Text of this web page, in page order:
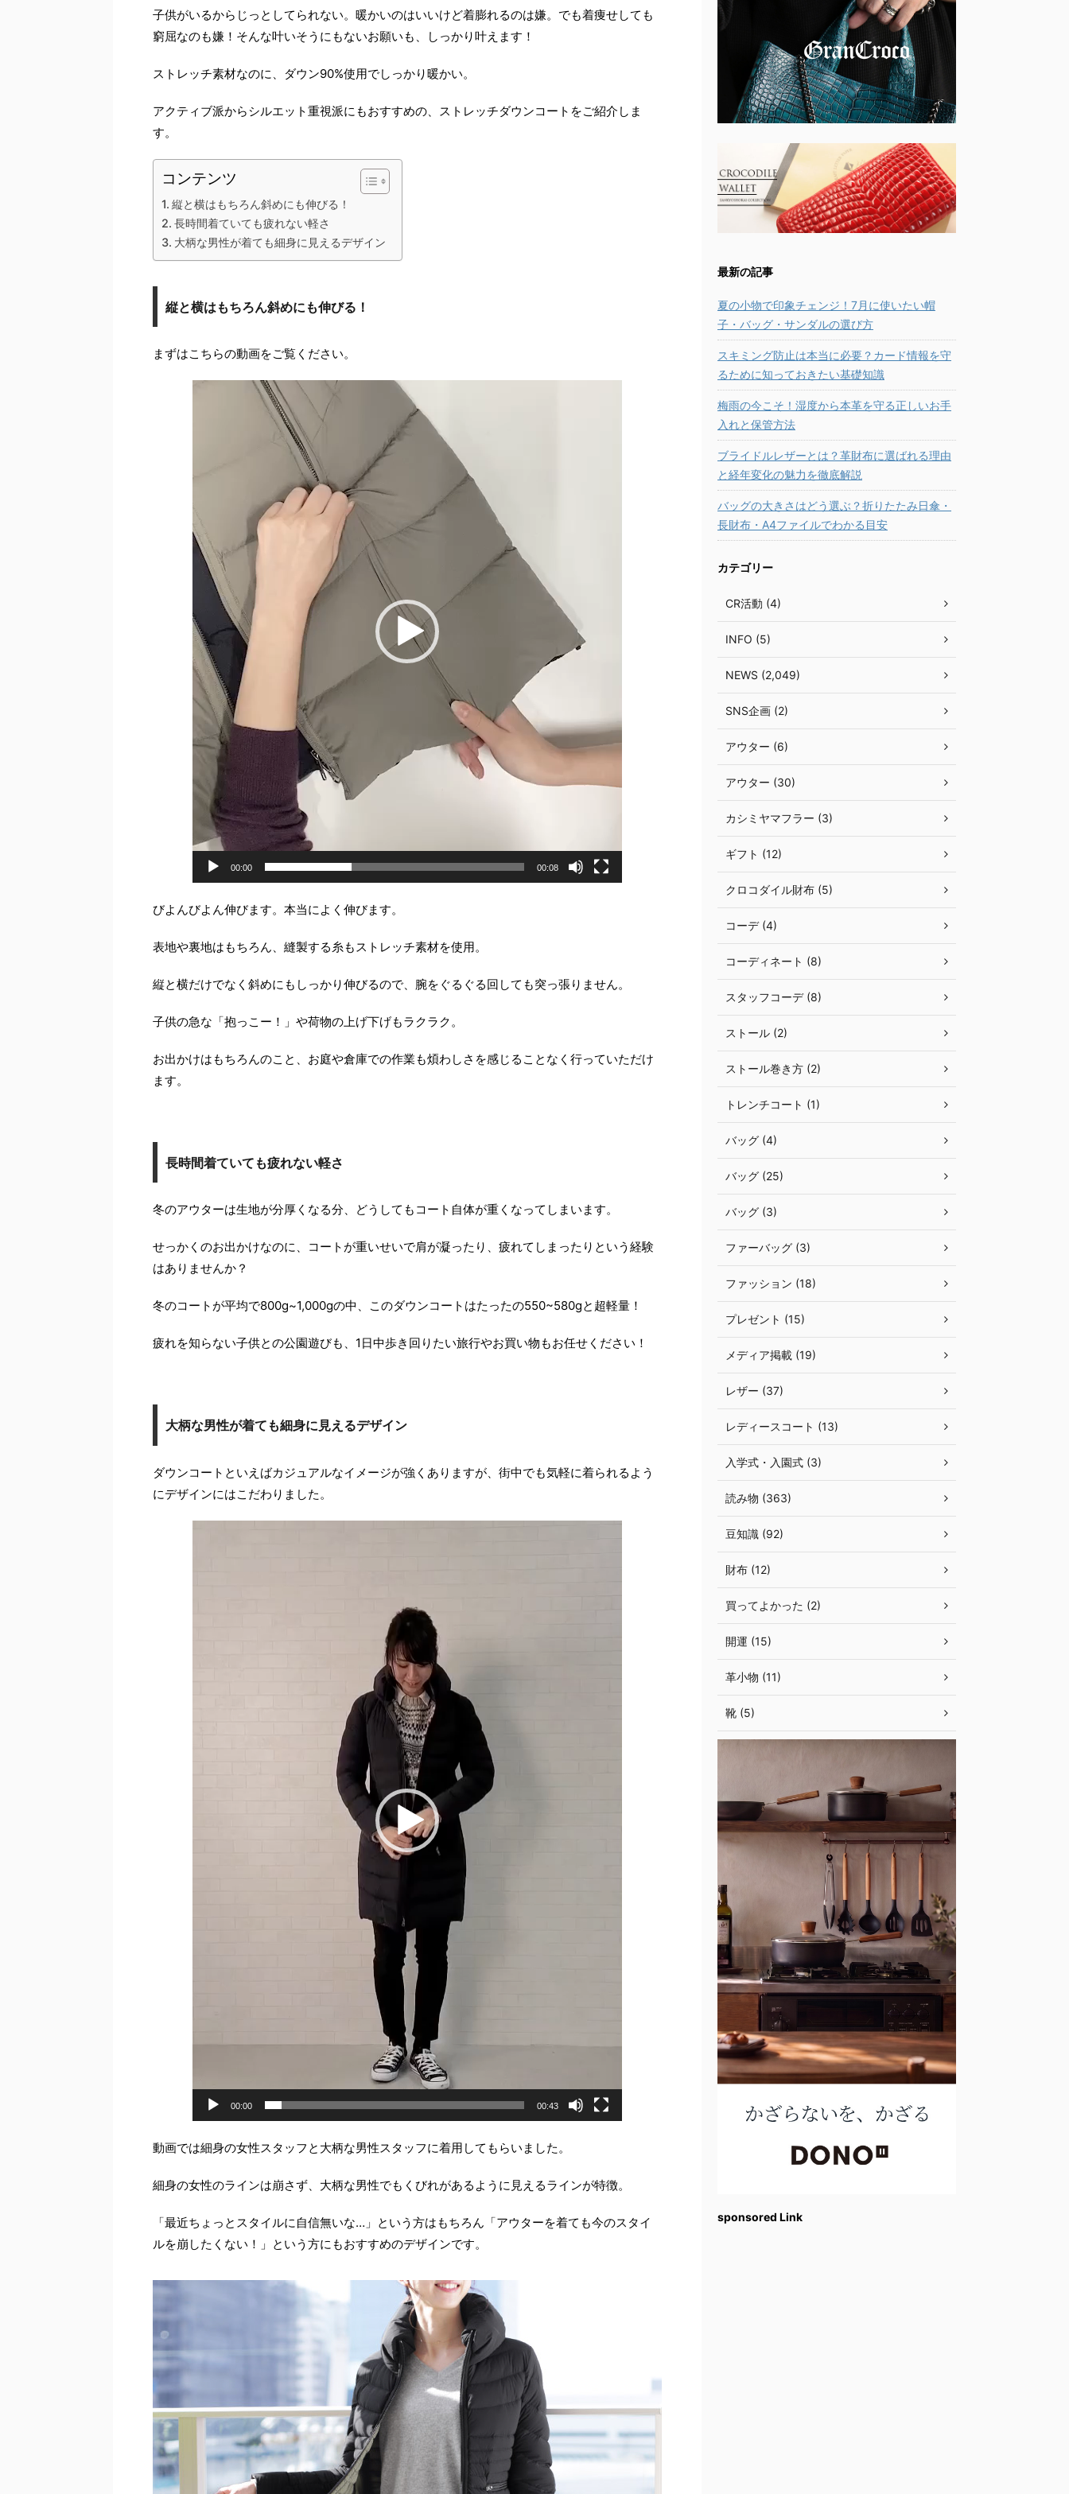
子供がいるからじっとしてられない。暖かいのはいいけど着膨れるのは嫌。でも着痩せしても
窮屈なのも嫌！そんな叶いそうにもないお願いも、しっかり叶えます！
ストレッチ素材なのに、ダウン90%使用でしっかり暖かい。
アクティブ派からシルエット重視派にもおすすめの、ストレッチダウンコートをご紹介しま
す。
コンテンツ
縦と横はもちろん斜めにも伸びる！
長時間着ていても疲れない軽さ
大柄な男性が着ても細身に見えるデザイン
縦と横はもちろん斜めにも伸びる！
まずはこちらの動画をご覧ください。
動
ヤ
00:00 00:08
びよんびよん伸びます。本当によく伸びます。
表地や裏地はもちろん、縫製する糸もストレッチ素材を使用。
縦と横だけでなく斜めにもしっかり伸びるので、腕をぐるぐる回しても突っ張りません。
子供の急な「抱っこー！」や荷物の上げ下げもラクラク。
お出かけはもちろんのこと、お庭や倉庫での作業も煩わしさを感じることなく行っていただけ
ます。
長時間着ていても疲れない軽さ
冬のアウターは生地が分厚くなる分、どうしてもコート自体が重くなってしまいます。
せっかくのお出かけなのに、コートが重いせいで肩が凝ったり、疲れてしまったりという経験
はありませんか？
冬のコートが平均で800g~1,000gの中、このダウンコートはたったの550~580gと超軽量！
疲れを知らない子供との公園遊びも、1日中歩き回りたい旅行やお買い物もお任せください！
大柄な男性が着ても細身に見えるデザイン
ダウンコートといえばカジュアルなイメージが強くありますが、街中でも気軽に着られるよう
にデザインにはこだわりました。
00:00 00:43
動画では細身の女性スタッフと大柄な男性スタッフに着用してもらいました。
細身の女性のラインは崩さず、大柄な男性でもくびれがあるように見えるラインが特徴。
「最近ちょっとスタイルに自信無いな…」という方はもちろん「アウターを着ても今のスタイ
ルを崩したくない！」という方にもおすすめのデザインです。
最新の記事
夏の小物で印象チェンジ！7月に使いたい帽
子・バッグ・サンダルの選び方
スキミング防止は本当に必要？カード情報を守
るために知っておきたい基礎知識
梅雨の今こそ！湿度から本革を守る正しいお手
入れと保管方法
ブライドルレザーとは？革財布に選ばれる理由
と経年変化の魅力を徹底解説
バッグの大きさはどう選ぶ？折りたたみ日傘・
長財布・A4ファイルでわかる目安
カテゴリー
CR活動 (4)
INFO (5)
NEWS (2,049)
SNS企画 (2)
アウター (6)
アウター (30)
カシミヤマフラー (3)
ギフト (12)
クロコダイル財布 (5)
コーデ (4)
コーディネート (8)
スタッフコーデ (8)
ストール (2)
ストール巻き方 (2)
トレンチコート (1)
バッグ (4)
バッグ (25)
バッグ (3)
ファーバッグ (3)
ファッション (18)
プレゼント (15)
メディア掲載 (19)
レザー (37)
レディースコート (13)
入学式・入園式 (3)
読み物 (363)
豆知識 (92)
財布 (12)
買ってよかった (2)
開運 (15)
革小物 (11)
靴 (5)
sponsored Link